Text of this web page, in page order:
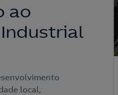
ao
local,